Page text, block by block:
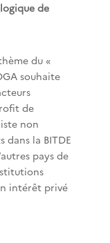
de
du «
souhaite
de
non
dans la BITDE
pays de
intérêt privé